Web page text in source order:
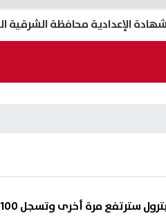
مرة أخرى وتسجل 100 دولار للبرميل